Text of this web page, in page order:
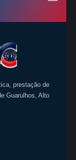
prestação de
Guarulhos, Alto